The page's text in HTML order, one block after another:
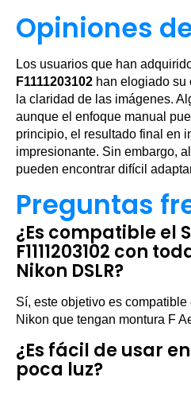
Opiniones
Los usuarios que han
F1111203102 han elogiado su
la claridad de las imágenes.
aunque el enfoque manual
principio, el resultado final en
impresionante. Sin embargo,
pueden encontrar difícil
Preguntas
¿Es compatible el
F1111203102 con
Nikon DSLR?
Sí, este objetivo es
Nikon que tengan montura F
¿Es fácil de usar
poca luz?